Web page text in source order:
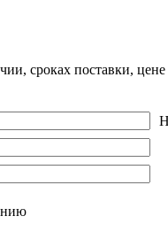
сроках поставки,